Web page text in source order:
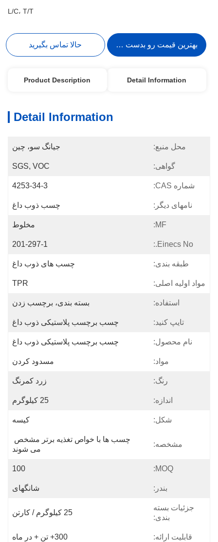
L/C، T/T
بهترین قیمت رو بدست بیار حالا تماس بگیرید
Detail Information
Product Description
Detail Information
محل منبع: جیانگ سو، چین
گواهی: SGS, VOC
شماره CAS: 4253-34-3
نامهای دیگر: چسب ذوب داغ
MF: مخلوط
Einecs No.:
201-297-1
طبقه بندی: چسب های ذوب داغ
مواد اولیه اصلی: TPR
استفاده: بسته بندی، برچسب زدن
تایپ کنید: چسب برچسب پلاستیکی ذوب داغ
نام محصول: چسب برچسب پلاستیکی ذوب داغ
مواد: مسدود کردن
رنگ: زرد کمرنگ
اندازه: 25 کیلوگرم
شکل: کیسه
مشخصه:
می شوند
MOQ:
100
بندر: شانگهای
جزئیات بسته
بندی:
25 کیلوگرم / کارتن
قابلیت ارائه: 300+ تن + در ماه